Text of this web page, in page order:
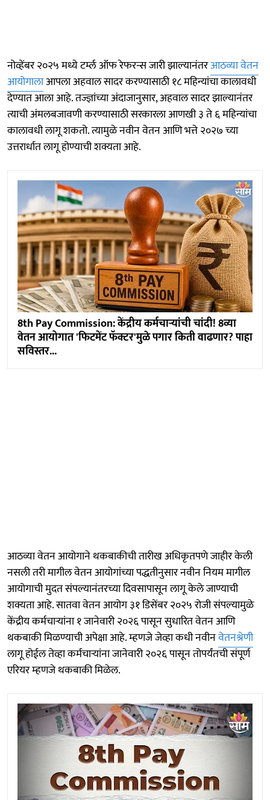
नोव्हेंबर २०२५ मध्ये टर्म्ल ऑफ रेफरन्स जारी झाल्यानंतरआठव्या वेतन
आयोगालाआपला अहवाल सादर करण्यासाठी १८ महिन्यांचा कालावधी
देण्यात आला आहे. तज्ज्ञांच्या अंदाजानुसार, अहवाल सादर झाल्यानंतर
त्याची अंमलबजावणी करण्यासाठी सरकारला आणखी ३ ते ६ महिन्यांचा
कालावधी लागू शकतो. त्यामुळे नवीन वेतन आणि भत्ते २०२७ च्या
उत्तरार्धात लागू होण्याची शक्यता आहे.
8th Pay Commission: केंद्रीय कर्मचाऱ्यांची चांदी! 8व्या
वेतन आयोगात 'फिटमेंट फॅक्टर'मुळे पगार किती वाढणार? पाहा
सविस्तर...
आठव्या वेतन आयोगाने थकबाकीची तारीख अधिकृतपणे जाहीर केली
नसली तरी मागील वेतन आयोगांच्या पद्धतीनुसार नवीन नियम मागील
आयोगाची मुदत संपल्यानंतरच्या दिवसापासून लागू केले जाण्याची
शक्यता आहे. सातवा वेतन आयोग ३१ डिसेंबर २०२५ रोजी संपल्यामुळे
केंद्रीय कर्मचाऱ्यांना १ जानेवारी २०२६ पासून सुधारित वेतन आणि
थकबाकी मिळण्याची अपेक्षा आहे. म्हणजे जेव्हा कधी नवीनवेतनश्रेणी
लागू होईल तेव्हा कर्मचाऱ्यांना जानेवारी २०२६ पासून तोपर्यंतची संपूर्ण
एरियर म्हणजे थकबाकी मिळेल.